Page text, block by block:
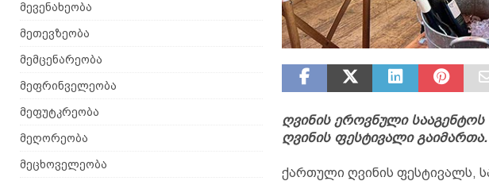
ღვინის ეროვნული
ღვინის ფესტივალი გაიმართა.
ქართული ღვინის ფესტივალს,
მევენახეობა
მეთევზეობა
მემცენარეობა
მეფრინველეობა
მეფუტკრეობა
მეღორეობა
მეცხოველეობა